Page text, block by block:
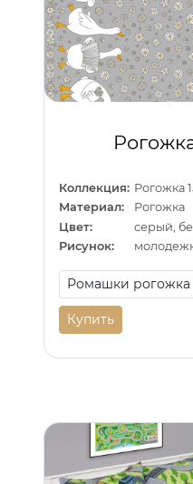
Коллекция: Рогожка
Материал:
Рогожка
Цвет:
серый,
Рисунок:
Купить